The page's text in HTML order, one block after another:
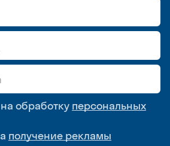
обработку персональных
получение рекламы